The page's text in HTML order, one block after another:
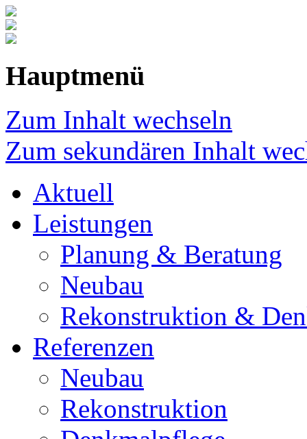
Hauptmenü
Zum Inhalt wechseln
Zum sekundären Inhalt
Aktuell
Leistungen
Planung & Beratung
Neubau
Rekonstruktion &
Referenzen
Neubau
Rekonstruktion